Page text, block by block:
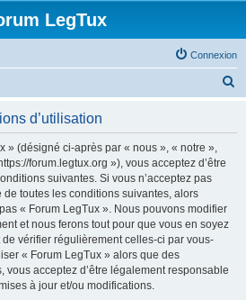
LegTux
Connexion
d’utilisation
» (désigné ci-après par « nous », « notre »,
forum.legtux.org »), vous acceptez d’être
suivantes. Si vous n’acceptez pas
de toutes les conditions suivantes, alors
« Forum LegTux ». Nous pouvons modifier
et nous ferons tout pour que vous en soyez
vérifier régulièrement celles-ci par vous-
« Forum LegTux » alors que des
vous acceptez d’être légalement responsable
à jour et/ou modifications.